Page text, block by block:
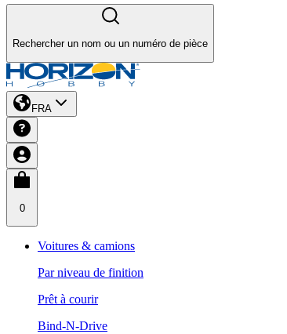
Rechercher un nom ou un numéro de pièce
FRA
0
Voitures & camions
Par niveau de finition
Prêt à courir
Bind-N-Drive